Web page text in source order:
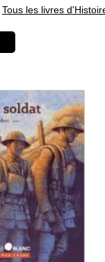
Tous les livres